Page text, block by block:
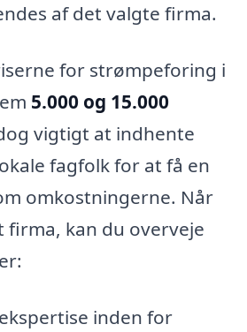
af det valgte firma.
for strømpeforing i
5.000 og 15.000
vigtigt at indhente
fagfolk for at få en
omkostningerne. Når
firma, kan du overveje
inden for